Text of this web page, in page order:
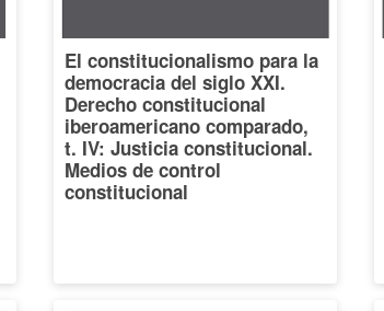
El constitucionalismo para la
democracia del siglo XXI.
Derecho constitucional
iberoamericano comparado,
t. IV: Justicia constitucional.
Medios de control
constitucional